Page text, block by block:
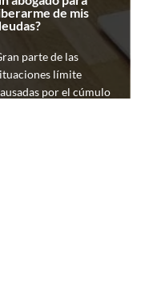
de mis
parte de las
límite
por el cúmulo